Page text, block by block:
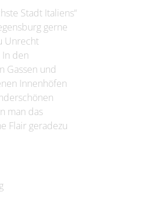
Stadt Italiens“
gerne
Unrecht
den
Gassen und
Innenhöfen
man das
Flair geradezu